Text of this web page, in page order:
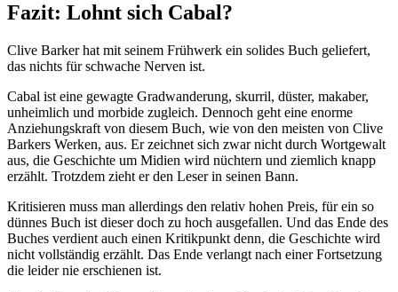
Fazit: Lohnt sich Cabal?
Clive Barker hat mit seinem Frühwerk ein solides Buch geliefert,
das nichts für schwache Nerven ist.
Cabal ist eine gewagte Gradwanderung, skurril, düster, makaber,
unheimlich und morbide zugleich. Dennoch geht eine enorme
Anziehungskraft von diesem Buch, wie von den meisten von Clive
Barkers Werken, aus. Er zeichnet sich zwar nicht durch Wortgewalt
aus, die Geschichte um Midien wird nüchtern und ziemlich knapp
erzählt. Trotzdem zieht er den Leser in seinen Bann.
Kritisieren muss man allerdings den relativ hohen Preis, für ein so
dünnes Buch ist dieser doch zu hoch ausgefallen. Und das Ende des
Buches verdient auch einen Kritikpunkt denn, die Geschichte wird
nicht vollständig erzählt. Das Ende verlangt nach einer Fortsetzung
die leider nie erschienen ist.